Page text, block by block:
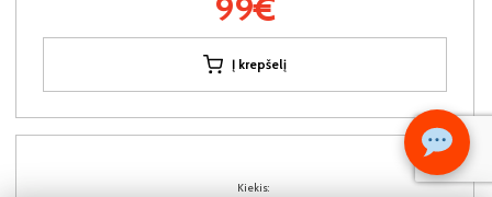
Kiekis:
Į krepšelį